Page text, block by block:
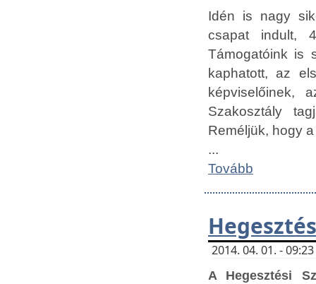
Idén is nagy
csapat indult,
Támogatóink is
kaphatott, az
képviselőinek,
Szakosztály
Reméljük, hogy
...
Tovább
2014. 04. 01. -
A Hegesztési